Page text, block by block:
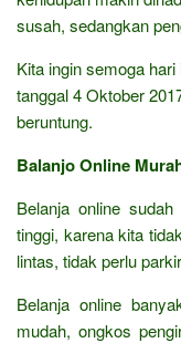
susah, sedangkan
Kita ingin semoga
tanggal 4 Oktober
beruntung.
Balanjo Online
Belanja online
tinggi, karena kita
lintas, tidak perlu
Belanja online
mudah, ongkos